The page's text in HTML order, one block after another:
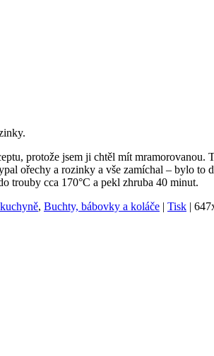
protože jsem ji chtěl mít
ořechy a rozinky a vše zamíchal – bylo
trouby cca 170°C a pekl zhruba 40 minut.
, Buchty, bábovky a koláče | Tisk |